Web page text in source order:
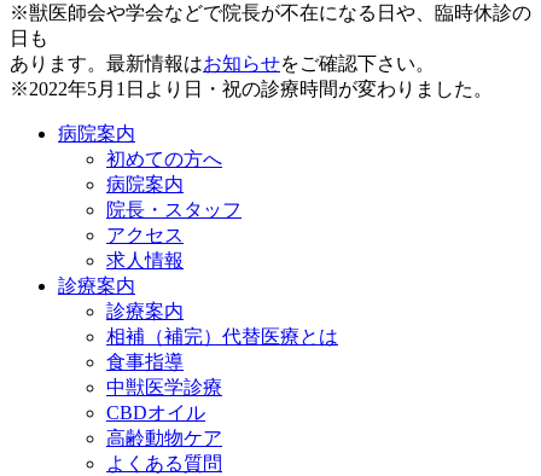
※獣医師会や学会などで院長が不在になる日や、臨時休診の
日も
あります。最新情報はお知らせをご確認下さい。
※2022年5月1日より日・祝の診療時間が変わりました。
病院案内
初めての方へ
病院案内
院長・スタッフ
アクセス
求人情報
診療案内
診療案内
相補（補完）代替医療とは
食事指導
中獣医学診療
CBDオイル
高齢動物ケア
よくある質問